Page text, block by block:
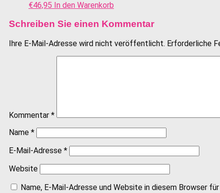
€46,95 In den Warenkorb
Schreiben Sie einen Kommentar
Ihre E-Mail-Adresse wird nicht veröffentlicht. Erforderliche
Kommentar *
Name *
E-Mail-Adresse *
Website
Name, E-Mail-Adresse und Website in diesem Browser